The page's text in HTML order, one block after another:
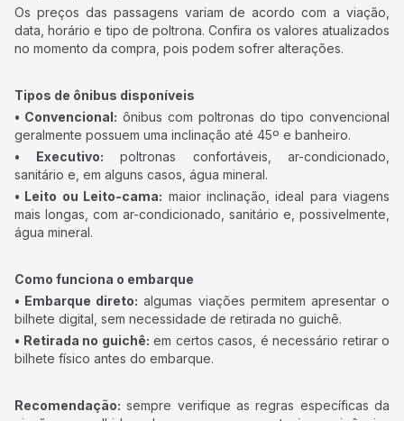
Os preços das passagens variam de acordo com a viação,
data, horário e tipo de poltrona. Confira os valores atualizados
no momento da compra, pois podem sofrer alterações.
Tipos de ônibus disponíveis
• Convencional: ônibus com poltronas do tipo convencional
geralmente possuem uma inclinação até 45º e banheiro.
• Executivo: poltronas confortáveis, ar-condicionado,
sanitário e, em alguns casos, água mineral.
• Leito ou Leito-cama: maior inclinação, ideal para viagens
mais longas, com ar-condicionado, sanitário e, possivelmente,
água mineral.
Como funciona o embarque
• Embarque direto: algumas viações permitem apresentar o
bilhete digital, sem necessidade de retirada no guichê.
• Retirada no guichê: em certos casos, é necessário retirar o
bilhete físico antes do embarque.
Recomendação: sempre verifique as regras específicas da